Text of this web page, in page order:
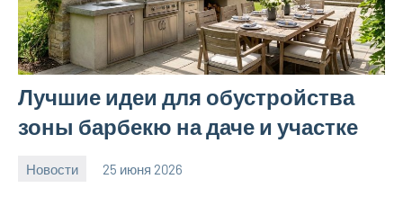
Лучшие идеи для обустройства
зоны барбекю на даче и участке
Новости 25 июня 2026